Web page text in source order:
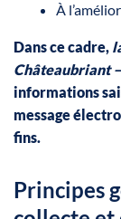
À
Dans ce cadre,
Châteaubriant
informations
message
fins.
Principes